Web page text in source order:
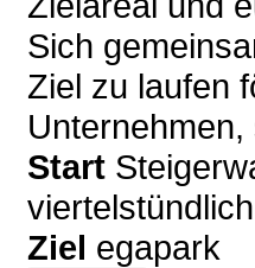
Sich
Ziel zu laufen
Start
Ziel egapark